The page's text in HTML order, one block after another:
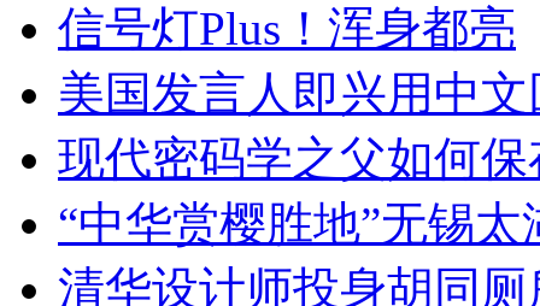
信号灯Plus！浑身都亮
美国发言人即兴用中
现代密码学之父如何
“中华赏樱胜地”无锡
清华设计师投身胡同